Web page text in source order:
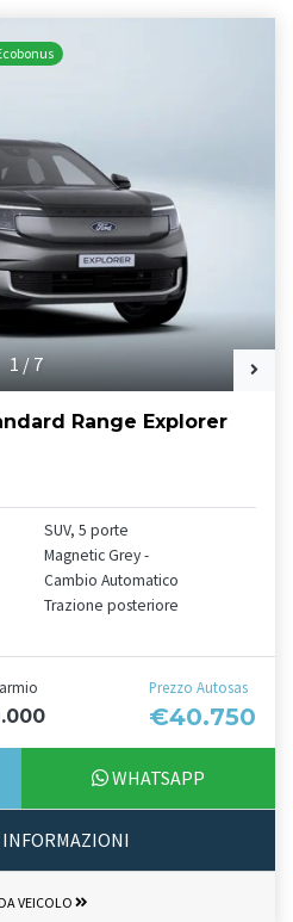
1/7
Range Explorer
SUV, 5 porte
Magnetic Grey -
Cambio Automatico
Trazione posteriore
Prezzo Autosas
€40.750
WHATSAPP
VEICOLO